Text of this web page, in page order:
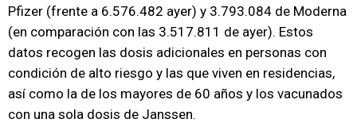
Pfizer (frente a 6.576.482 ayer) y 3.793.084 de Moderna
(en comparación con las 3.517.811 de ayer). Estos
datos recogen las dosis adicionales en personas con
condición de alto riesgo y las que viven en residencias,
así como la de los mayores de 60 años y los vacunados
con una sola dosis de Janssen.